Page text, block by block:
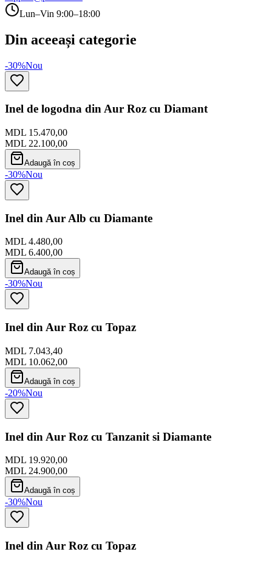
Lun–Vin 9:00–18:00
Din aceeași categorie
-30%Nou
Inel de logodna din Aur Roz cu Diamant
MDL 15.470,00
MDL 22.100,00
Adaugă în coș
-30%Nou
Inel din Aur Alb cu Diamante
MDL 4.480,00
MDL 6.400,00
Adaugă în coș
-30%Nou
Inel din Aur Roz cu Topaz
MDL 7.043,40
MDL 10.062,00
Adaugă în coș
-20%Nou
Inel din Aur Roz cu Tanzanit si Diamante
MDL 19.920,00
MDL 24.900,00
Adaugă în coș
-30%Nou
Inel din Aur Roz cu Topaz